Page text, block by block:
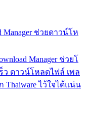
Manager ช่วยดาวน์โห
Manager ช่วยโ
ว ดาวน์โหลดไฟล์ เพล
ไว้ใจได้แน่น